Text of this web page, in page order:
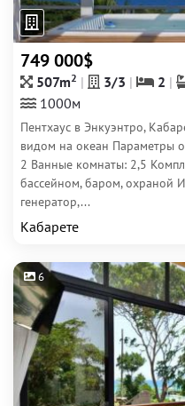
749 000$
507m2 3/3 2
1000м
Пентхаус в Энкуэнтро,
видом на океан Параметры
2 Ванные комнаты: 2,5
бассейном, баром, охраной
генератор,...
Кабарете
6